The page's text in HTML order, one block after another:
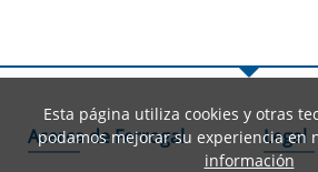
Acerca de Ferrogal Legal
Esta página utiliza cookies y otras
podamos mejorar su experiencia en
información